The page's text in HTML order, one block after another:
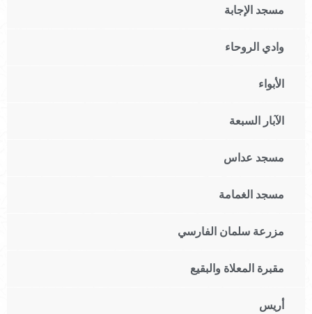
مسجد الإجابة
وادي الروحاء
الأبواء
الآبار السبعة
مسجد عداس
مسجد الغمامة
مزرعة سلمان الفارسي
مقبرة المعلاة والبقيع
أريس